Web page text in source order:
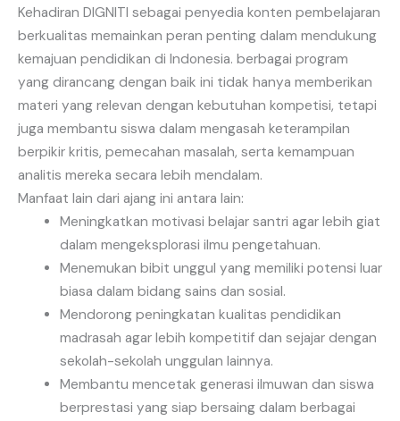
Kehadiran DIGNITI sebagai penyedia konten pembelajaran
berkualitas memainkan peran penting dalam mendukung
kemajuan pendidikan di Indonesia. berbagai program
yang dirancang dengan baik ini tidak hanya memberikan
materi yang relevan dengan kebutuhan kompetisi, tetapi
juga membantu siswa dalam mengasah keterampilan
berpikir kritis, pemecahan masalah, serta kemampuan
analitis mereka secara lebih mendalam.
Manfaat lain dari ajang ini antara lain:
Meningkatkan motivasi belajar santri agar lebih giat
dalam mengeksplorasi ilmu pengetahuan.
Menemukan bibit unggul yang memiliki potensi luar
biasa dalam bidang sains dan sosial.
Mendorong peningkatan kualitas pendidikan
madrasah agar lebih kompetitif dan sejajar dengan
sekolah-sekolah unggulan lainnya.
Membantu mencetak generasi ilmuwan dan siswa
berprestasi yang siap bersaing dalam berbagai